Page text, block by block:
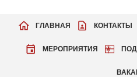
МЕРОПРИЯТИЯ
ГЛАВНАЯ КОНТАКТЫ